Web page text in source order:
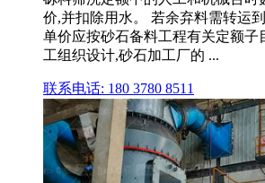
价,并扣除用水。 若余弃料需转运
单价应按砂石备料工程有关定额子
工组织设计,砂石加工厂的 ...
联系电话: 180 3780 8511